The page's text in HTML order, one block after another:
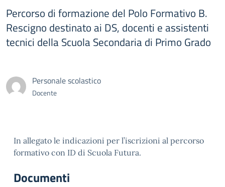
Percorso di formazione del Polo Formativo B.
Rescigno destinato ai DS, docenti e assistenti
tecnici della Scuola Secondaria di Primo Grado
Personale scolastico
Docente
In allegato le indicazioni per l’iscrizioni al percorso
formativo con ID di Scuola Futura.
Documenti